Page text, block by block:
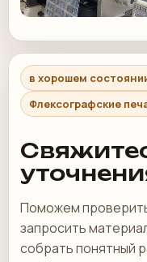
в хорошем
Флексографские
Поможем
запросить
собрать понятный